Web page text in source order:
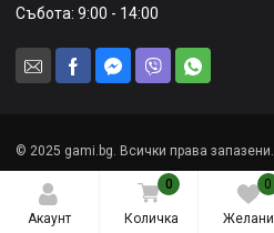
Акаунт
0
Количка
0
Желани
Събота: 9:00 - 14:00
© 2025 gami.bg. Всички права запазени.